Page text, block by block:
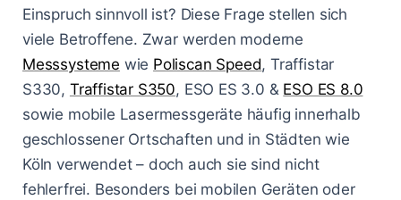
Einspruch sinnvoll ist? Diese Frage stellen sich
viele Betroffene. Zwar werden moderne
Messsysteme wie Poliscan Speed, Traffistar
S330, Traffistar S350, ESO ES 3.0 & ESO ES 8.0
sowie mobile Lasermessgeräte häufig innerhalb
geschlossener Ortschaften und in Städten wie
Köln verwendet – doch auch sie sind nicht
fehlerfrei. Besonders bei mobilen Geräten oder